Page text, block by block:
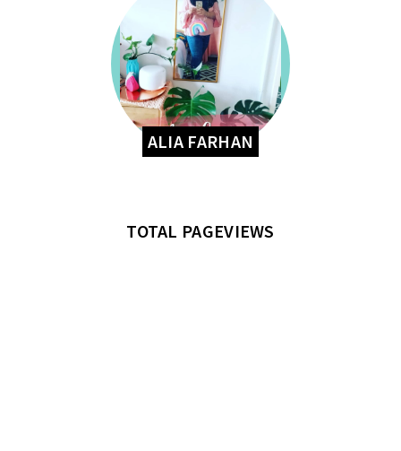
ALIA FARHAN
TOTAL PAGEVIEWS